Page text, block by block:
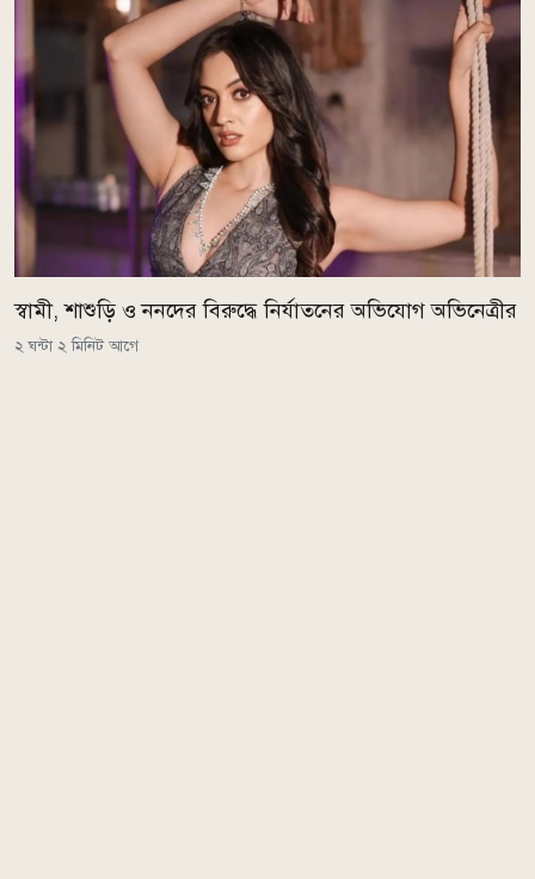
স্বামী, শাশুড়ি ও ননদের বিরুদ্ধে নির্যাতনের অভিযোগ অভিনেত্রীর
২ ঘন্টা ২ মিনিট আগে